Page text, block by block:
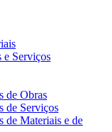
e Serviços
de Obras
de Serviços
de Materiais e de